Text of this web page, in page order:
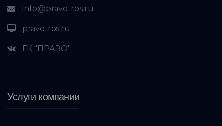
info@pravo-ros.ru
pravo-ros.ru
ГК "ПРАВО"
Услуги компании